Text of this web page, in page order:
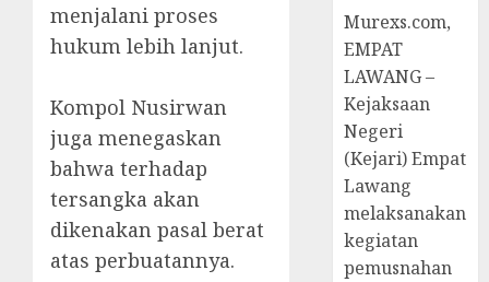
menjalani proses
hukum lebih lanjut.
‎Kompol Nusirwan
juga menegaskan
bahwa terhadap
tersangka akan
dikenakan pasal berat
atas perbuatannya.
‎Murexs.com,
EMPAT
LAWANG –
Kejaksaan
Negeri
(Kejari) Empat
Lawang
melaksanakan
kegiatan
pemusnahan